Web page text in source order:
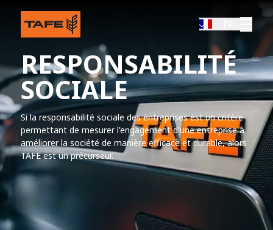
RESPONSABILITÉ
SOCIALE
Si la responsabilité sociale des entreprises est un critère
permettant de mesurer l'engagement d'une entreprise à
améliorer la société de manière efficace et durable, alors
TAFE est un précurseur.